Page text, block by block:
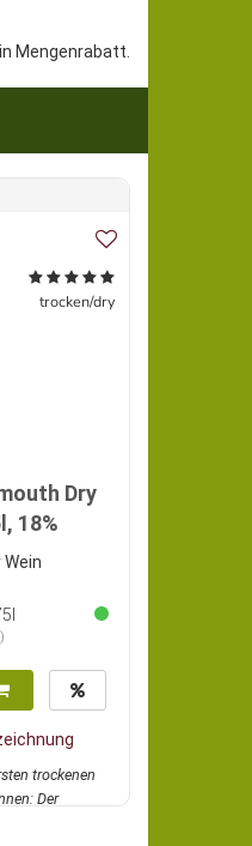
Mengenrabatt.
trocken/dry
Dry
18%
trockenen
Der